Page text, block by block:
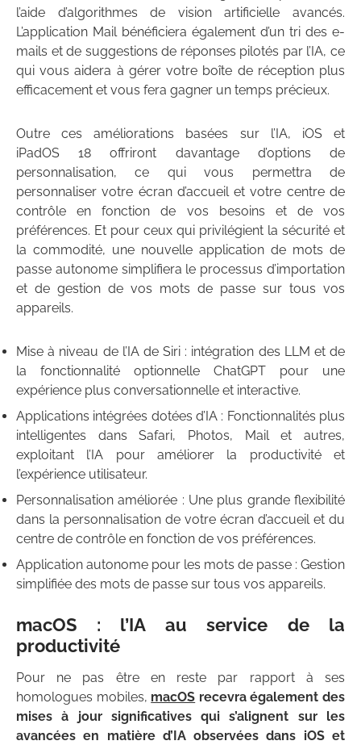
l’aide d’algorithmes de vision artificielle avancés.
L’application Mail bénéficiera également d’un tri des e-
mails et de suggestions de réponses pilotés par l’IA, ce
qui vous aidera à gérer votre boîte de réception plus
efficacement et vous fera gagner un temps précieux.
Outre ces améliorations basées sur l’IA, iOS et
iPadOS 18 offriront davantage d’options de
personnalisation, ce qui vous permettra de
personnaliser votre écran d’accueil et votre centre de
contrôle en fonction de vos besoins et de vos
préférences. Et pour ceux qui privilégient la sécurité et
la commodité, une nouvelle application de mots de
passe autonome simplifiera le processus d’importation
et de gestion de vos mots de passe sur tous vos
appareils.
Mise à niveau de l’IA de Siri : intégration des LLM et de
la fonctionnalité optionnelle ChatGPT pour une
expérience plus conversationnelle et interactive.
Applications intégrées dotées d’IA : Fonctionnalités plus
intelligentes dans Safari, Photos, Mail et autres,
exploitant l’IA pour améliorer la productivité et
l’expérience utilisateur.
Personnalisation améliorée : Une plus grande flexibilité
dans la personnalisation de votre écran d’accueil et du
centre de contrôle en fonction de vos préférences.
Application autonome pour les mots de passe : Gestion
simplifiée des mots de passe sur tous vos appareils.
macOS : l’IA au service de la
productivité
Pour ne pas être en reste par rapport à ses
homologues mobiles, macOS recevra également des
mises à jour significatives qui s’alignent sur les
avancées en matière d’IA observées dans iOS et